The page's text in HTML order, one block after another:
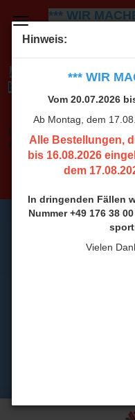
Hinweis:
*** WIR
Vom 20.07.2026
Ab Montag, dem
Alle Bestellungen,
bis 16.08.2026
dem
In dringenden Fällen
Nummer +49 176 38
Vielen
*** WIR
Vom 20.07.2026 bis
Alle Bestellungen, die
dem
In dringenden Fällen
Nummer +49 176 38 00
Vielen Dank